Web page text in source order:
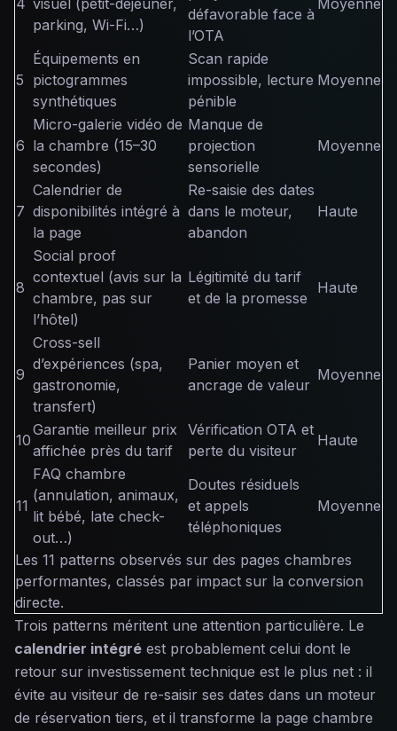
4 visuel (petit-déjeuner,
parking, Wi-Fi…)
défavorable face à
l’OTA
Moyenne
5
Équipements en
pictogrammes
synthétiques
Scan rapide
impossible, lecture
pénible
Moyenne
6
Micro-galerie vidéo de
la chambre (15–30
secondes)
Manque de
projection
sensorielle
Moyenne
7
Calendrier de
disponibilités intégré à
la page
Re-saisie des dates
dans le moteur,
abandon
Haute
8
Social proof
contextuel (avis sur la
chambre, pas sur
l’hôtel)
Légitimité du tarif
et de la promesse
Haute
9
Cross-sell
d’expériences (spa,
gastronomie,
transfert)
Panier moyen et
ancrage de valeur
Moyenne
10
Garantie meilleur prix
affichée près du tarif
Vérification OTA et
perte du visiteur
Haute
11
FAQ chambre
(annulation, animaux,
lit bébé, late check-
out…)
Doutes résiduels
et appels
téléphoniques
Moyenne
Les 11 patterns observés sur des pages chambres
performantes, classés par impact sur la conversion
directe.
Trois patterns méritent une attention particulière. Le
calendrier intégré est probablement celui dont le
retour sur investissement technique est le plus net : il
évite au visiteur de re-saisir ses dates dans un moteur
de réservation tiers, et il transforme la page chambre